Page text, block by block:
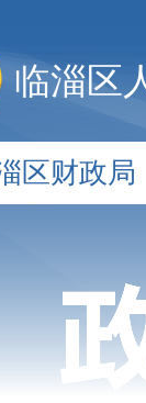
临淄区
区财政局